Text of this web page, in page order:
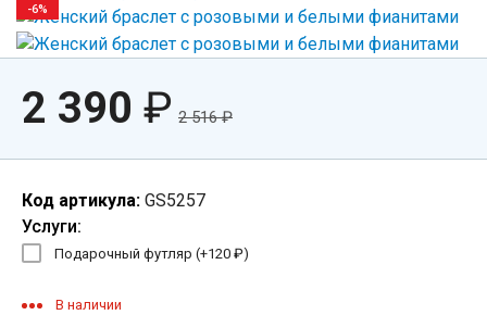
-6%
2 390 ₽ 2 516₽
Код артикула: GS5257
Услуги:
Подарочный футляр (+120 ₽)
В наличии